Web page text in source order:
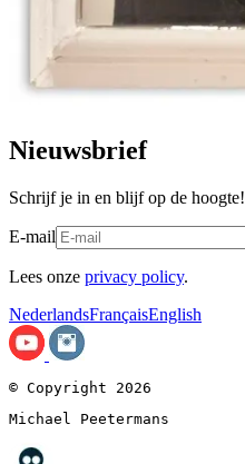
Nieuwsbrief
Schrijf je in en blijf op de hoogte!
E-mail
Lees onze privacy policy.
NederlandsFrançaisEnglish
© Copyright 2026
Michael Peetermans